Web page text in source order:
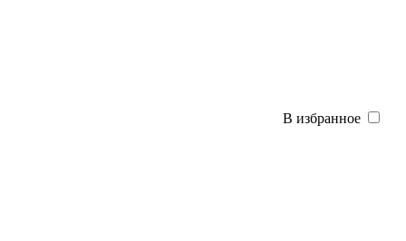
В избранное